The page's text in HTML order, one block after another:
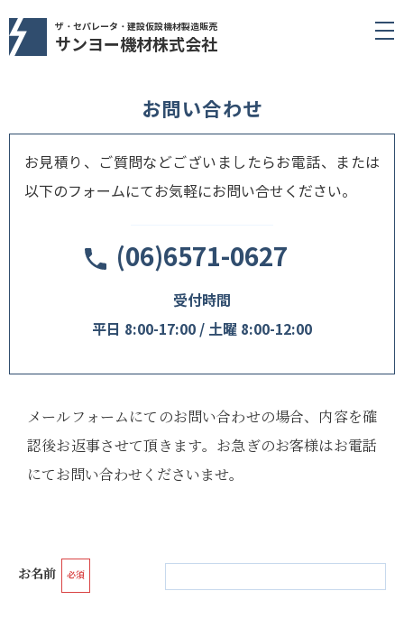
ザ・セパレータ・建設仮設機材製造販売
サンヨー機材株式会社
お問い合わせ
お見積り、ご質問などございましたらお電話、または
以下のフォームにてお気軽にお問い合せください。
(06)6571-0627
受付時間
平日 8:00-17:00 / 土曜 8:00-12:00
メールフォームにてのお問い合わせの場合、内容を確
認後お返事させて頂きます。お急ぎのお客様はお電話
にてお問い合わせくださいませ。
お名前 必須